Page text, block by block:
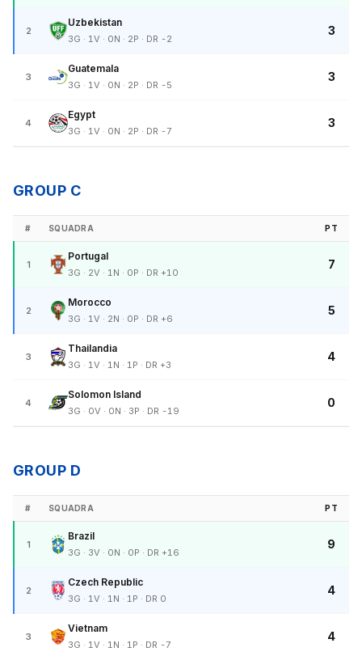
2
Uzbekistan
3G · 1V · 0N · 2P · DR -2
3
3
Guatemala
3G · 1V · 0N · 2P · DR -5
3
4
Egypt
3G · 1V · 0N · 2P · DR -7
3
GROUP C
# SQUADRA PT
1
Portugal
3G · 2V · 1N · 0P · DR +10
7
2
Morocco
3G · 1V · 2N · 0P · DR +6
5
3
Thailandia
3G · 1V · 1N · 1P · DR +3
4
4
Solomon Island
3G · 0V · 0N · 3P · DR -19
0
GROUP D
# SQUADRA PT
1
Brazil
3G · 3V · 0N · 0P · DR +16
9
2
Czech Republic
3G · 1V · 1N · 1P · DR 0
4
3
Vietnam
3G · 1V · 1N · 1P · DR -7
4